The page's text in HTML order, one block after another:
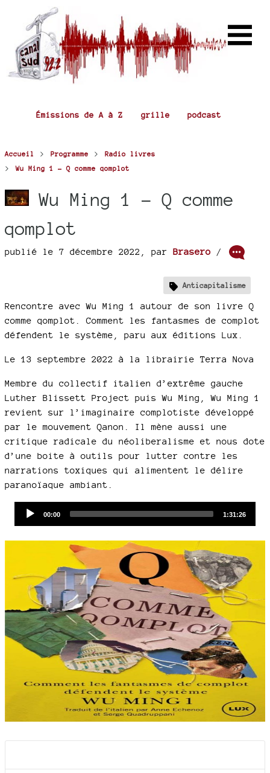
Émissions de A à Z grille podcast
Accueil > Programme > Radio livres
>Wu Ming 1 - Q comme qomplot
Wu Ming 1 - Q comme
qomplot
publié le 7 décembre 2022 par Brasero /
Anticapitalisme
Rencontre avec Wu Ming 1 autour de son livre Q
comme qomplot. Comment les fantasmes de complot
défendent le système, paru aux éditions Lux.
Le 13 septembre 2022 à la librairie Terra Nova
Membre du collectif italien d’extrême gauche
Luther Blissett Project puis Wu Ming, Wu Ming 1
revient sur l’imaginaire complotiste développé
par le mouvement Qanon. Il mène aussi une
critique radicale du néoliberalisme et nous dote
d’une boite à outils pour lutter contre les
narrations toxiques qui alimentent le délire
paranoïaque ambiant.
Current
00:00
Total
1:31:26